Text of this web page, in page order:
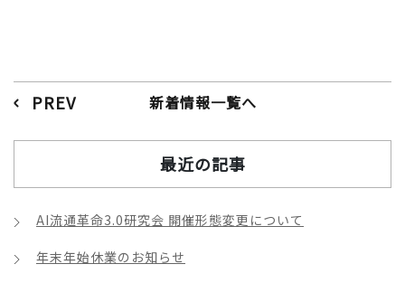
PREV 新着情報一覧へ
最近の記事
AI流通革命3.0研究会 開催形態変更について
年末年始休業のお知らせ